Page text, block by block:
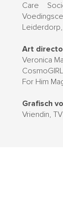
Care
Art
Veronica
For Him
Grafisch
Vriendin,